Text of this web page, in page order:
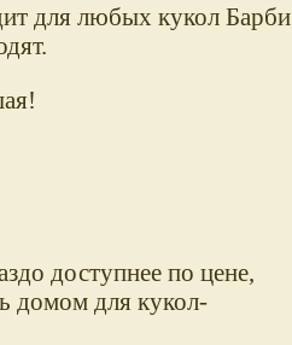
для любых кукол Барби
доступнее по цене,
домом для кукол-